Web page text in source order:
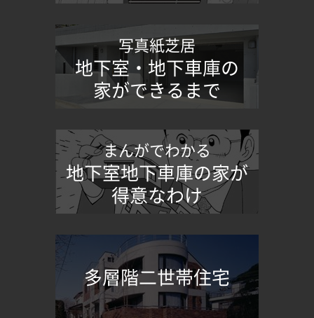
写真紙芝居
地下室・地下車庫の
家ができるまで
まんがでわかる
地下室地下車庫の家が
得意なわけ
多層階二世帯住宅